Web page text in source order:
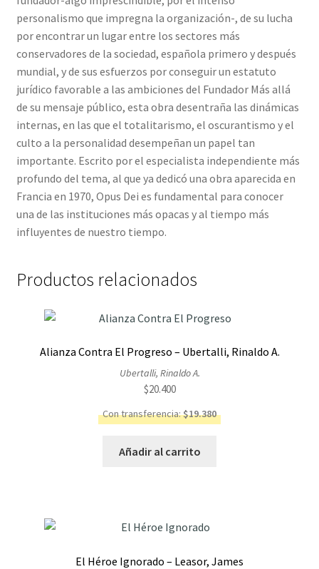
personalismo que impregna la organización-, de su lucha
por encontrar un lugar entre los sectores más
conservadores de la sociedad, española primero y después
mundial, y de sus esfuerzos por conseguir un estatuto
jurídico favorable a las ambiciones del Fundador Más allá
de su mensaje público, esta obra desentraña las dinámicas
internas, en las que el totalitarismo, el oscurantismo y el
culto a la personalidad desempeñan un papel tan
importante. Escrito por el especialista independiente más
profundo del tema, al que ya dedicó una obra aparecida en
Francia en 1970, Opus Dei es fundamental para conocer
una de las instituciones más opacas y al tiempo más
influyentes de nuestro tiempo.
Productos relacionados
Alianza Contra El Progreso – Ubertalli, Rinaldo A.
Ubertalli, Rinaldo A.
$20.400
Con transferencia:$19.380
Añadir al carrito
El Héroe Ignorado – Leasor, James